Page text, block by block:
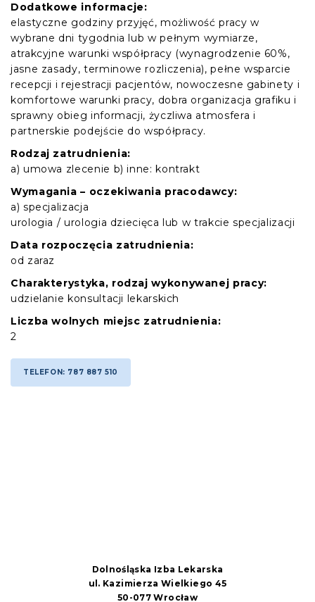
Dodatkowe informacje:
elastyczne godziny przyjęć, możliwość pracy w
wybrane dni tygodnia lub w pełnym wymiarze,
atrakcyjne warunki współpracy (wynagrodzenie 60%,
jasne zasady, terminowe rozliczenia), pełne wsparcie
recepcji i rejestracji pacjentów, nowoczesne gabinety i
komfortowe warunki pracy, dobra organizacja grafiku i
sprawny obieg informacji, życzliwa atmosfera i
partnerskie podejście do współpracy.
Rodzaj zatrudnienia:
a) umowa zlecenie b) inne: kontrakt
Wymagania – oczekiwania pracodawcy:
a) specjalizacja
urologia / urologia dziecięca lub w trakcie specjalizacji
Data rozpoczęcia zatrudnienia:
od zaraz
Charakterystyka, rodzaj wykonywanej pracy:
udzielanie konsultacji lekarskich
Liczba wolnych miejsc zatrudnienia:
2
TELEFON: 787 887 510
Dolnośląska Izba Lekarska
ul. Kazimierza Wielkiego 45
50-077 Wrocław